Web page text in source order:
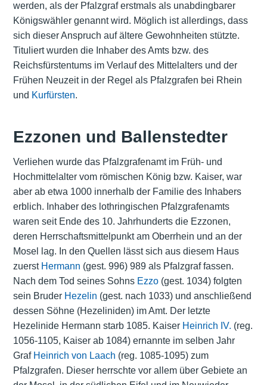
werden, als der Pfalzgraf erstmals als unabdingbarer
Königswähler genannt wird. Möglich ist allerdings, dass
sich dieser Anspruch auf ältere Gewohnheiten stützte.
Tituliert wurden die Inhaber des Amts bzw. des
Reichsfürstentums im Verlauf des Mittelalters und der
Frühen Neuzeit in der Regel als Pfalzgrafen bei Rhein
und Kurfürsten.
Ezzonen und Ballenstedter
Verliehen wurde das Pfalzgrafenamt im Früh- und
Hochmittelalter vom römischen König bzw. Kaiser, war
aber ab etwa 1000 innerhalb der Familie des Inhabers
erblich. Inhaber des lothringischen Pfalzgrafenamts
waren seit Ende des 10. Jahrhunderts die Ezzonen,
deren Herrschaftsmittelpunkt am Oberrhein und an der
Mosel lag. In den Quellen lässt sich aus diesem Haus
zuerst Hermann (gest. 996) 989 als Pfalzgraf fassen.
Nach dem Tod seines Sohns Ezzo(gest. 1034) folgten
sein Bruder Hezelin (gest. nach 1033) und anschließend
dessen Söhne (Hezeliniden) im Amt. Der letzte
Hezelinide Hermann starb 1085. Kaiser Heinrich IV. (reg.
1056-1105, Kaiser ab 1084) ernannte im selben Jahr
Graf Heinrich von Laach (reg. 1085-1095) zum
Pfalzgrafen. Dieser herrschte vor allem über Gebiete an